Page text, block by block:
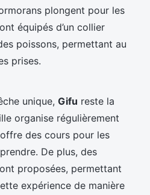
plongent pour les
équipés d’un collier
poissons, permettant au
prises.
unique, Gifu reste la
organise régulièrement
des cours pour les
De plus, des
proposées, permettant
expérience de manière